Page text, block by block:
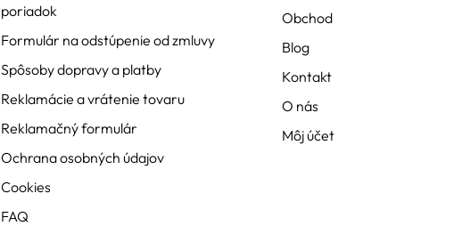
poriadok
Formulár na odstúpenie od zmluvy
Spôsoby dopravy a platby
Reklamácie a vrátenie tovaru
Reklamačný formulár
Ochrana osobných údajov
Cookies
FAQ
Obchod
Blog
Kontakt
O nás
Môj účet